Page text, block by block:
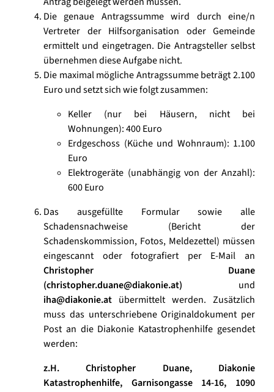
Die genaue Antragssumme wird durch eine/n
Vertreter der Hilfsorganisation oder Gemeinde
ermittelt und eingetragen. Die Antragsteller selbst
übernehmen diese Aufgabe nicht.
Die maximal mögliche Antragssumme beträgt 2.100
Euro und setzt sich wie folgt zusammen:
Keller (nur bei Häusern, nicht bei
Wohnungen): 400 Euro
Erdgeschoss (Küche und Wohnraum): 1.100
Euro
Elektrogeräte (unabhängig von der Anzahl):
600 Euro
Das ausgefüllte Formular sowie alle
Schadensnachweise (Bericht der
Schadenskommission, Fotos, Meldezettel) müssen
eingescannt oder fotografiert per E-Mail an
Christopher Duane
(christopher.duane@diakonie.at) und
iha@diakonie.at übermittelt werden. Zusätzlich
muss das unterschriebene Originaldokument per
Post an die Diakonie Katastrophenhilfe gesendet
werden:
z.H. Christopher Duane, Diakonie
Katastrophenhilfe, Garnisongasse 14-16, 1090